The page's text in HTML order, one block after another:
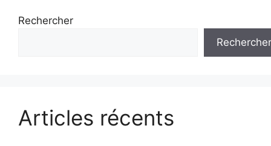
Rechercher
Rechercher
Articles récents